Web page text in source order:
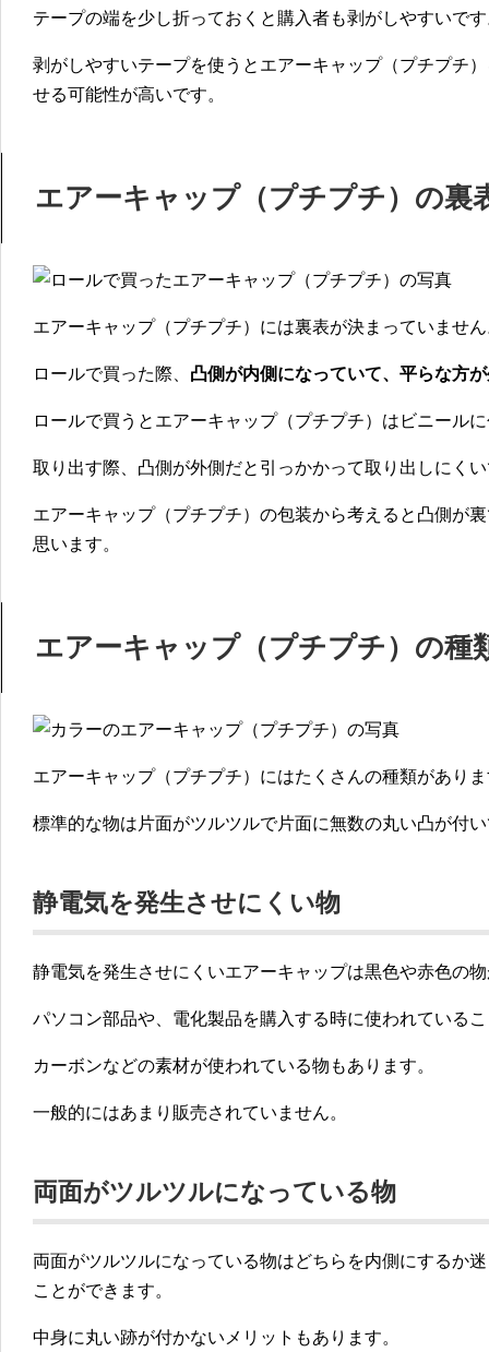
テープの端を少し折っておくと購入者も剥がしやすいで
剥がしやすいテープを使うとエアーキャップ（プチプチ
せる可能性が高いです。
エアーキャップ（プチプチ）の裏
エアーキャップ（プチプチ）には裏表が決まっていませ
ロールで買った際、 凸側が内側になっていて、平らな方
ロールで買うとエアーキャップ（プチプチ）はビニール
取り出す際、凸側が外側だと引っかかって取り出しにく
エアーキャップ（プチプチ）の包装から考えると凸側が
思います。
エアーキャップ（プチプチ）の種
エアーキャップ（プチプチ）にはたくさんの種類があり
標準的な物は片面がツルツルで片面に無数の丸い凸が付
静電気を発生させにくい物
静電気を発生させにくいエアーキャップは黒色や赤色の
パソコン部品や、電化製品を購入する時に使われている
カーボンなどの素材が使われている物もあります。
一般的にはあまり販売されていません。
両面がツルツルになっている物
両面がツルツルになっている物はどちらを内側にするか
ことができます。
中身に丸い跡が付かないメリットもあります。